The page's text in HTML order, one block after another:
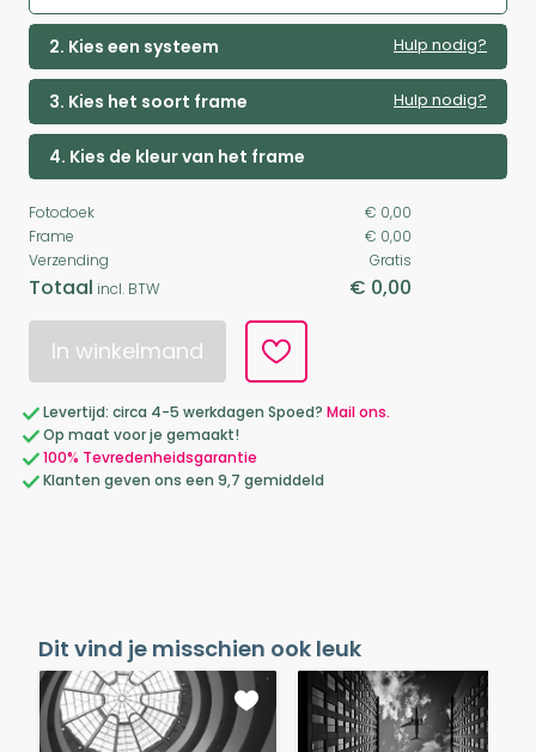
2. Kies een systeem Hulp nodig?
3. Kies het soort frame Hulp nodig?
4. Kies de kleur van het frame
Fotodoek
€ 0,00
Frame
€ 0,00
Verzending
Gratis
Totaal incl. BTW € 0,00
In winkelmand
Levertijd: circa 4-5 werkdagen Spoed? Mail ons.
Op maat voor je gemaakt!
100% Tevredenheidsgarantie
Klanten geven ons een 9,7 gemiddeld
Dit vind je misschien ook leuk